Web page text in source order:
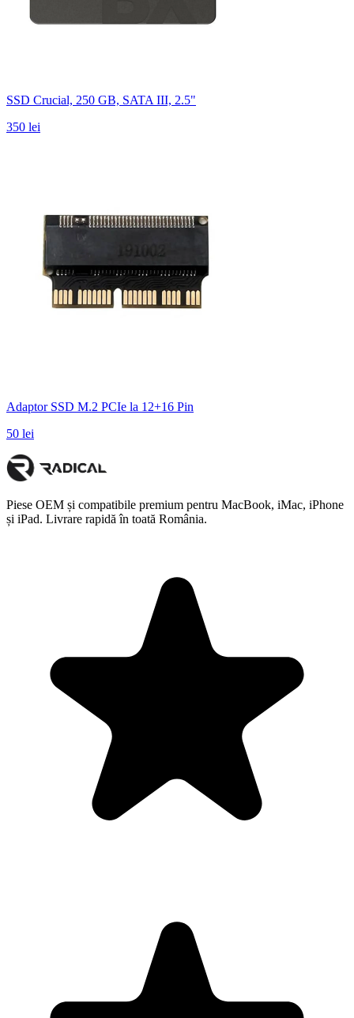
SSD Crucial, 250 GB, SATA III, 2.5"
350 lei
Adaptor SSD M.2 PCIe la 12+16 Pin
50 lei
Piese OEM și compatibile premium pentru MacBook, iMac, iPhone
și iPad. Livrare rapidă în toată România.